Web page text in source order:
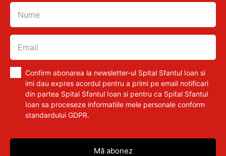
Confirm abonarea la newsletter-ul Spital Sfantul Ioan si
imi dau expres acordul pentru a primi pe email notificari
din partea Spital Sfantul Ioan si pentru ca Spital Sfantul
Ioan sa proceseze informatiile mele personale conform
standardului GDPR.